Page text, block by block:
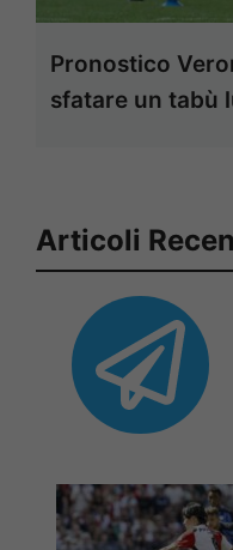
Pronostico
sfatare un tabù
Articoli